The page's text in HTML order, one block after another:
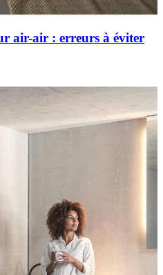
air-air : erreurs à éviter